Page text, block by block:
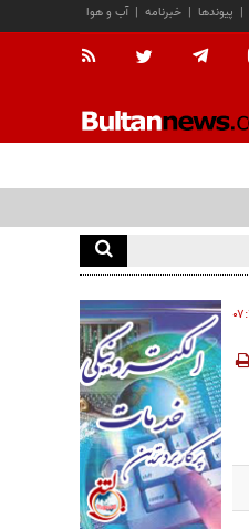
آب و هوا | خبرنامه | پیوندها |